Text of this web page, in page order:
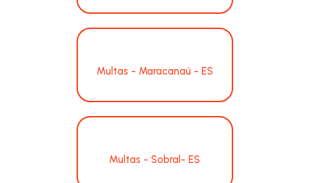
Multas - Maracanaú - ES
Multas - Sobral- ES